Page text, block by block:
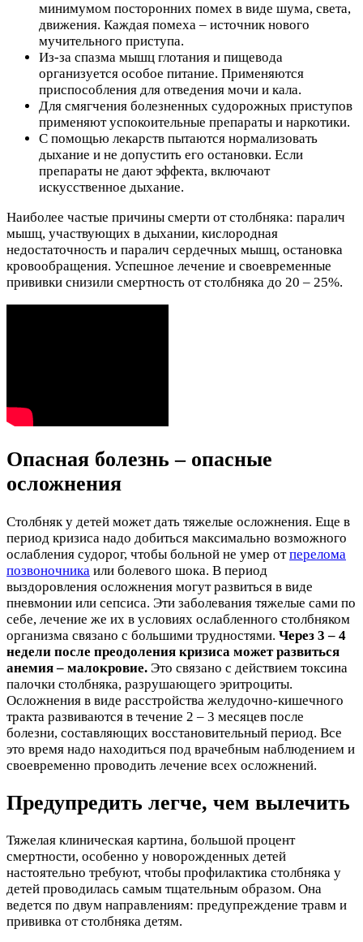
минимумом посторонних помех в виде шума, света,
движения. Каждая помеха – источник нового
мучительного приступа.
Из-за спазма мышц глотания и пищевода
организуется особое питание. Применяются
приспособления для отведения мочи и кала.
Для смягчения болезненных судорожных приступов
применяют успокоительные препараты и наркотики.
С помощью лекарств пытаются нормализовать
дыхание и не допустить его остановки. Если
препараты не дают эффекта, включают
искусственное дыхание.
Наиболее частые причины смерти от столбняка: паралич
мышц, участвующих в дыхании, кислородная
недостаточность и паралич сердечных мышц, остановка
кровообращения. Успешное лечение и своевременные
прививки снизили смертность от столбняка до 20 – 25%.
Опасная болезнь – опасные
осложнения
Столбняк у детей может дать тяжелые осложнения. Еще в
период кризиса надо добиться максимально возможного
ослабления судорог, чтобы больной не умер отперелома
позвоночника или болевого шока. В период
выздоровления осложнения могут развиться в виде
пневмонии или сепсиса. Эти заболевания тяжелые сами по
себе, лечение же их в условиях ослабленного столбняком
организма связано с большими трудностями. Через 3 – 4
недели после преодоления кризиса может развиться
анемия – малокровие. Это связано с действием токсина
палочки столбняка, разрушающего эритроциты.
Осложнения в виде расстройства желудочно-кишечного
тракта развиваются в течение 2 – 3 месяцев после
болезни, составляющих восстановительный период. Все
это время надо находиться под врачебным наблюдением и
своевременно проводить лечение всех осложнений.
Предупредить легче, чем вылечить
Тяжелая клиническая картина, большой процент
смертности, особенно у новорожденных детей
настоятельно требуют, чтобы профилактика столбняка у
детей проводилась самым тщательным образом. Она
ведется по двум направлениям: предупреждение травм и
прививка от столбняка детям.